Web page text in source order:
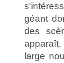
géant
des
large